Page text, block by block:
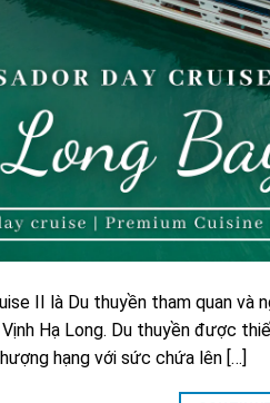
II là Du thuyền tham quan
Hạ Long. Du thuyền được
hạng với sức chứa lên […]